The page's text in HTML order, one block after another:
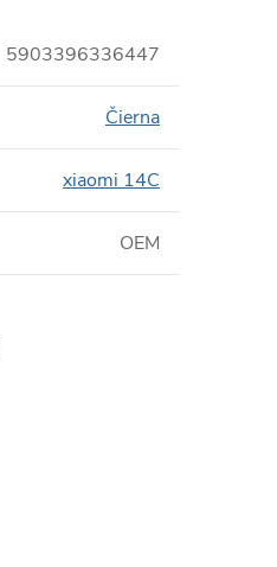
5903396336447
Čierna
xiaomi 14C
OEM